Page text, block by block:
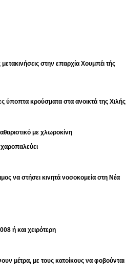
μετακινήσεις στην επαρχία Χουμπέι τής
ύποπτα κρούσματα στα ανοικτά της Χιλής
με χλωροκίνη
να στήσει κινητά νοσοκομεία στη Νέα
ή και χειρότερη
μέτρα, με τους κατοίκους να φοβούνται